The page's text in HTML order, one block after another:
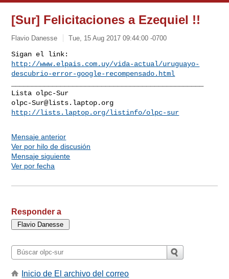
[Sur] Felicitaciones a Ezequiel !!
Flavio Danesse Tue, 15 Aug 2017 09:44:00 -0700
http://www.elpais.com.uy/vida-actual/uruguayo-
descubrio-error-google-recompensado.html
olpc-Sur@lists.laptop.org
http://lists.laptop.org/listinfo/olpc-sur
Mensaje anterior
Ver por hilo de discusión
Mensaje siguiente
Ver por fecha
Responder a
Inicio de El archivo del correo